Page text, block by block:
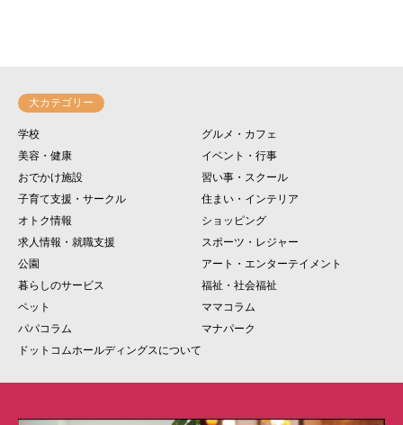
大カテゴリー
学校
グルメ・カフェ
美容・健康
イベント・行事
おでかけ施設
習い事・スクール
子育て支援・サークル
住まい・インテリア
オトク情報
ショッピング
求人情報・就職支援
スポーツ・レジャー
公園
アート・エンターテイメント
暮らしのサービス
福祉・社会福祉
ペット
ママコラム
パパコラム
マナパーク
ドットコムホールディングスについて